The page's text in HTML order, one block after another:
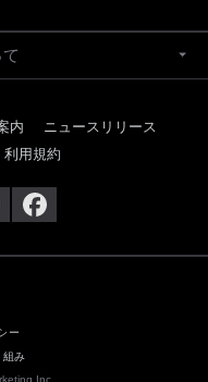
内
ニュースリリース
利用規約
ー
組み
Inc.